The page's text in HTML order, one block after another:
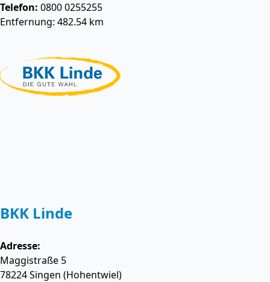
Telefon: 0800 0255255
Entfernung: 482.54 km
BKK Linde
Adresse:
Maggistraße 5
78224Singen (Hohentwiel)